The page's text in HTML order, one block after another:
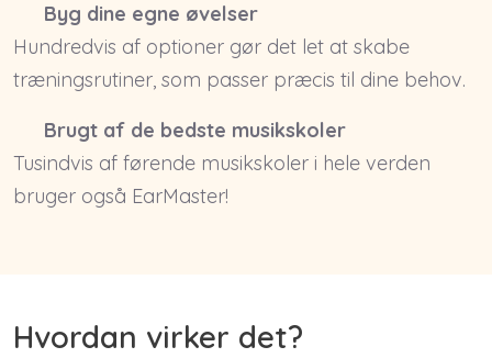
Byg dine egne øvelser
Hundredvis af optioner gør det let at skabe
træningsrutiner, som passer præcis til dine behov.
Brugt af de bedste musikskoler
Tusindvis af førende musikskoler i hele verden
bruger også EarMaster!
Hvordan virker det?